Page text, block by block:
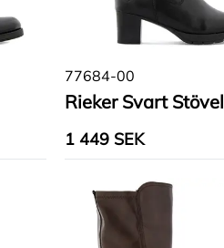
77684-00
Rieker Svart Stövel
1 449 SEK